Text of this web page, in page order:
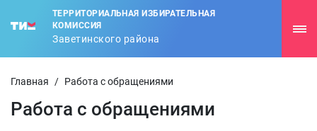
ТЕРРИТОРИАЛЬНАЯ ИЗБИРАТЕЛЬНАЯ
КОМИССИЯ
Заветинского района
Главная / Работа с обращениями
Работа с обращениями